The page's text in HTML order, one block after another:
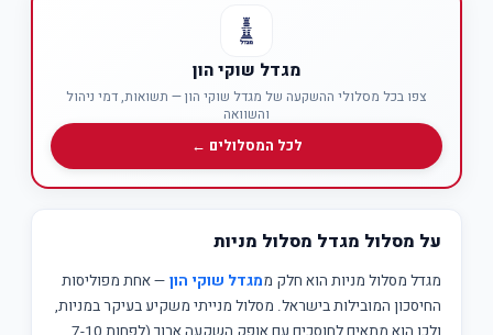
מגדל שוקי הון
צפו בכל מסלולי ההשקעה של מגדל שוקי הון — תשואות, דמי ניהול
והשוואה
לכל המסלולים ←
על מסלול מגדל מסלול מניות
מגדל מסלול מניות הוא חלק ממגדל שוקי הון — אחת מפוליסות
החיסכון המובילות בישראל. מסלול מנייתי משקיע בעיקר במניות,